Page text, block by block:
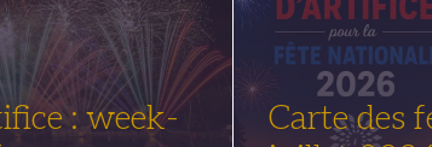
: week-
Carte des